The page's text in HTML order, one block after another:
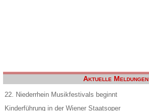
Aktuelle Meldungen
22. Niederrhein Musikfestivals beginnt
Kinderführung in der Wiener Staatsoper